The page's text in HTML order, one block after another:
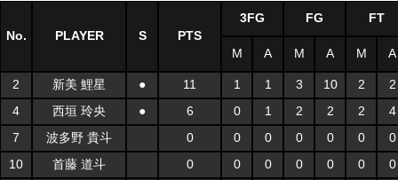
No. PLAYER S PTS
3FG FG FT
M A M A M A
2 新美 鯉星 ● 11 1 1 3 10 2
2
4
西垣 玲央 ● 6 0 1 2 2 2
4
7
波多野 貴斗 0 0 0 0 0 0
0
10
首藤 道斗 0 0 0 0 0 0
0